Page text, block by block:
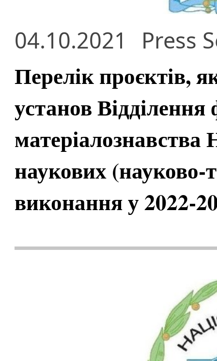
04.10.2021 Press
Перелік проєктів,
установ
наукових (науково-
виконання у 2022-